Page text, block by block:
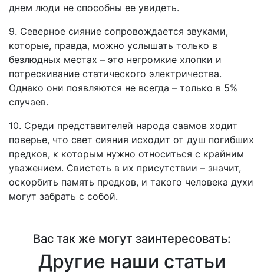
днем люди не способны ее увидеть.
9. Северное сияние сопровождается звуками,
которые, правда, можно услышать только в
безлюдных местах – это негромкие хлопки и
потрескивание статического электричества.
Однако они появляются не всегда – только в 5%
случаев.
10. Среди представителей народа саамов ходит
поверье, что свет сияния исходит от душ погибших
предков, к которым нужно относиться с крайним
уважением. Свистеть в их присутствии – значит,
оскорбить память предков, и такого человека духи
могут забрать с собой.
Вас так же могут заинтересовать:
Другие наши статьи